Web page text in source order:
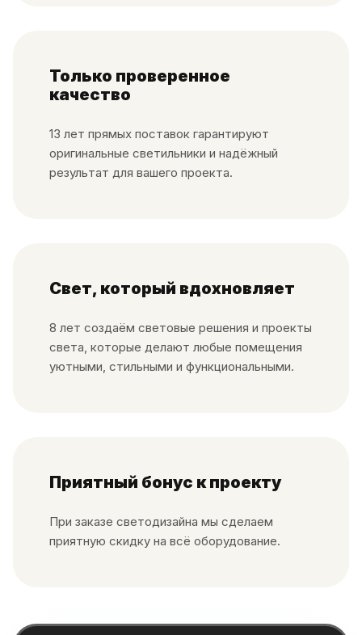
Только проверенное
качество
13 лет прямых поставок гарантируют
оригинальные светильники и надёжный
результат для вашего проекта.
Свет, который вдохновляет
8 лет создаём световые решения и проекты
света, которые делают любые помещения
уютными, стильными и функциональными.
Приятный бонус к проекту
При заказе светодизайна мы сделаем
приятную скидку на всё оборудование.